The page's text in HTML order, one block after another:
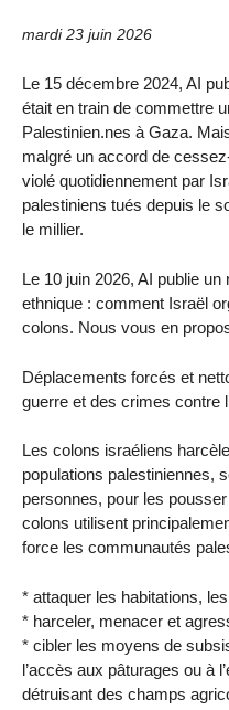
mardi 23 juin 2026
Le 15 décembre 2024, AI
était en train de commettre
Palestinien.nes à Gaza.
malgré un accord de
violé quotidiennement par
palestiniens tués depuis le
le millier.
Le 10 juin 2026, AI publie
ethnique : comment Israël
colons. Nous vous en
Déplacements forcés et
guerre et des crimes contre
Les colons israéliens
populations palestiniennes,
personnes, pour les
colons utilisent
force les communautés
* attaquer les habitations,
* harceler, menacer et
* cibler les moyens de
l’accès aux pâturages ou à
détruisant des champs